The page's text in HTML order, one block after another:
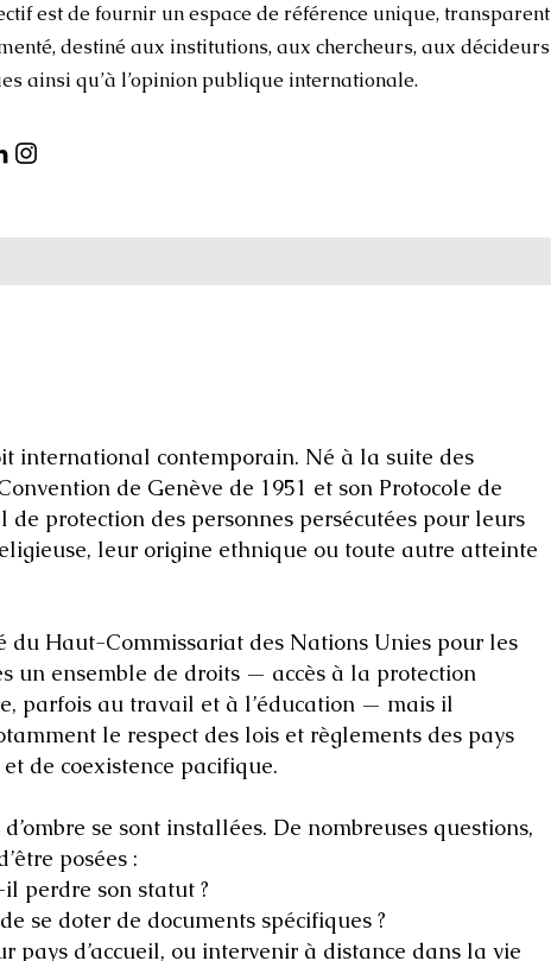
est de fournir un espace de référence unique, transparent
destiné aux institutions, aux chercheurs, aux décideurs
ainsi qu’à l’opinion publique internationale.
international contemporain. Né à la suite des
de Genève de 1951 et son Protocole de
de protection des personnes persécutées pour leurs
leur origine ethnique ou toute autre atteinte
du Haut-Commissariat des Nations Unies pour les
un ensemble de droits — accès à la protection
parfois au travail et à l’éducation — mais il
le respect des lois et règlements des pays
de coexistence pacifique.
se sont installées. De nombreuses questions,
posées :
perdre son statut ?
se doter de documents spécifiques ?
d’accueil, ou intervenir à distance dans la vie